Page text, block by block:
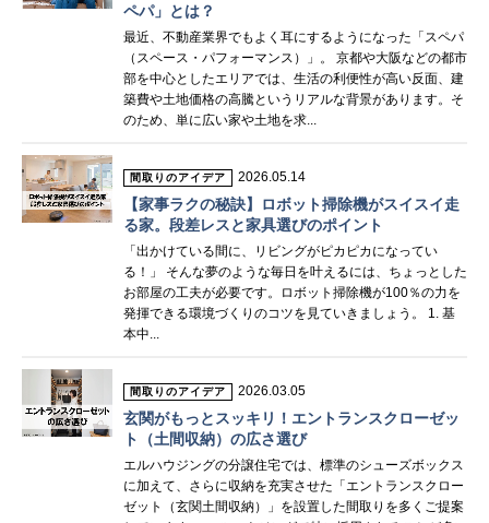
ペパ」とは？
最近、不動産業界でもよく耳にするようになった「スペパ
（スペース・パフォーマンス）」。 京都や大阪などの都市
部を中心としたエリアでは、生活の利便性が高い反面、建
築費や土地価格の高騰というリアルな背景があります。そ
のため、単に広い家や土地を求...
間取りのアイデア 2026.05.14
【家事ラクの秘訣】ロボット掃除機がスイスイ走
る家。段差レスと家具選びのポイント
「出かけている間に、リビングがピカピカになってい
る！」 そんな夢のような毎日を叶えるには、ちょっとした
お部屋の工夫が必要です。ロボット掃除機が100％の力を
発揮できる環境づくりのコツを見ていきましょう。 1. 基
本中...
間取りのアイデア 2026.03.05
玄関がもっとスッキリ！エントランスクローゼッ
ト（土間収納）の広さ選び
エルハウジングの分譲住宅では、標準のシューズボックス
に加えて、さらに収納を充実させた「エントランスクロー
ゼット（玄関土間収納）」を設置した間取りを多くご提案